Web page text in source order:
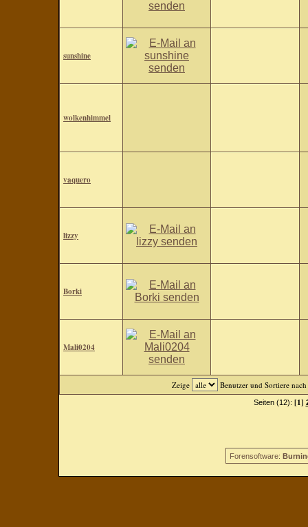
sunshine
wolkenhimmel
vaquero
lizzy
Borki
Mali0204
Zeige Benutzer und Sortiere nach
Seiten (12): [1]
Forensoftware: